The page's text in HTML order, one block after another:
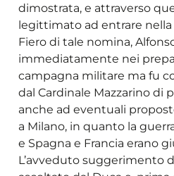
dimostrata, e attraverso
legittimato ad entrare nella
Fiero di tale nomina,
immediatamente nei
campagna militare ma fu
dal Cardinale Mazzarino di
anche ad eventuali
a Milano, in quanto la
e Spagna e Francia erano
L’avveduto suggerimento